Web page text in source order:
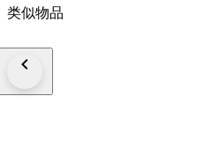
Laguiole is (beside a brand name) a
in France. Photo's are part of the description. The object will be packed
Quality and fast Shipping.
类似物品